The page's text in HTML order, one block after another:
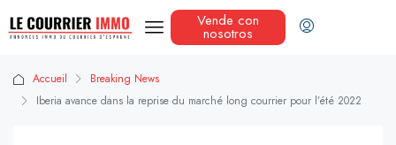
Vende con
nosotros
Accueil
Breaking News
Iberia avance dans la reprise du marché long courrier pour l’été 2022